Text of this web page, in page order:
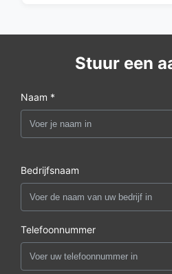
Stuur een
Naam *
Bedrijfsnaam
Telefoonnummer